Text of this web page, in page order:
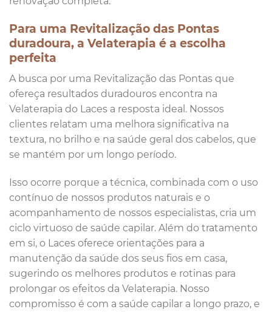
Para uma Revitalização das Pontas
duradoura, a Velaterapia é a escolha
perfeita
A busca por uma Revitalização das Pontas que
ofereça resultados duradouros encontra na
Velaterapia do Laces a resposta ideal. Nossos
clientes relatam uma melhora significativa na
textura, no brilho e na saúde geral dos cabelos, que
se mantém por um longo período.
Isso ocorre porque a técnica, combinada com o uso
contínuo de nossos produtos naturais e o
acompanhamento de nossos especialistas, cria um
ciclo virtuoso de saúde capilar. Além do tratamento
em si, o Laces oferece orientações para a
manutenção da saúde dos seus fios em casa,
sugerindo os melhores produtos e rotinas para
prolongar os efeitos da Velaterapia. Nosso
compromisso é com a saúde capilar a longo prazo, e